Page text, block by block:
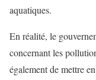
aquatiques.
En réalité, le
concernant les
également de mettre